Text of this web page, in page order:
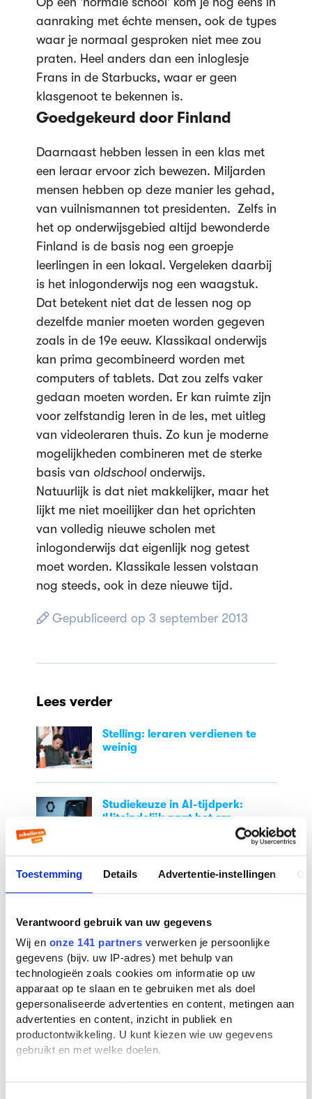
Toestemming Details Advertentie-instellingen
Verantwoord gebruik van uw gegevens
Wij en onze 141 partners verwerken je persoonlijke
gegevens (bijv. uw IP-adres) met behulp van
technologieën zoals cookies om informatie op uw
apparaat op te slaan en te gebruiken met als doel
gepersonaliseerde advertenties en content, metingen aan
advertenties en content, inzicht in publiek en
productontwikkeling. U kunt kiezen wie uw gegevens
gebruikt en met welke doelen.
Als u het toestaat, willen we ook graag:
aanraking met échte mensen, ook de types
waar je normaal gesproken niet mee zou
praten. Heel anders dan een inloglesje
Frans in de Starbucks, waar er geen
klasgenoot te bekennen is.
Goedgekeurd door Finland
Daarnaast hebben lessen in een klas met
een leraar ervoor zich bewezen. Miljarden
mensen hebben op deze manier les gehad,
van vuilnismannen tot presidenten. Zelfs in
het op onderwijsgebied altijd bewonderde
Finland is de basis nog een groepje
leerlingen in een lokaal. Vergeleken daarbij
is het inlogonderwijs nog een waagstuk.
Dat betekent niet dat de lessen nog op
dezelfde manier moeten worden gegeven
zoals in de 19e eeuw. Klassikaal onderwijs
kan prima gecombineerd worden met
computers of tablets. Dat zou zelfs vaker
gedaan moeten worden. Er kan ruimte zijn
voor zelfstandig leren in de les, met uitleg
van videoleraren thuis. Zo kun je moderne
mogelijkheden combineren met de sterke
basis van oldschool onderwijs.
Natuurlijk is dat niet makkelijker, maar het
lijkt me niet moeilijker dan het oprichten
van volledig nieuwe scholen met
inlogonderwijs dat eigenlijk nog getest
moet worden. Klassikale lessen volstaan
nog steeds, ook in deze nieuwe tijd.
Gepubliceerd op 3 september 2013
Lees verder
Stelling: leraren verdienen te
weinig
Studiekeuze in AI-tijdperk:
'Uiteindelijk gaat het om
TeamNL strijdt om de wereldtitel
Populaire blogs
Stelling: leraren verdienen te
weinig